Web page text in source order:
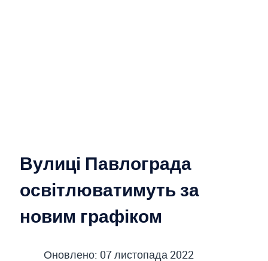
Вулиці Павлограда
освітлюватимуть за
новим графіком
Оновлено: 07 листопада 2022